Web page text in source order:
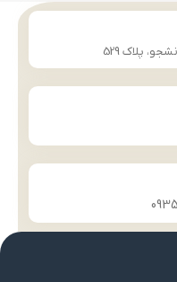
پلاک 529